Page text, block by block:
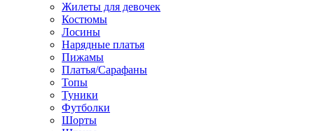
Жилеты для девочек
Костюмы
Лосины
Нарядные платья
Пижамы
Платья/Сарафаны
Топы
Туники
Футболки
Шорты